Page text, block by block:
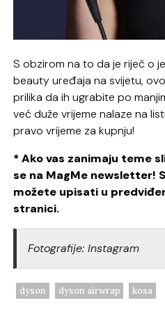
S obzirom na to da je riječ o
beauty uređaja na svijetu,
prilika da ih ugrabite po
već duže vrijeme nalaze na
pravo vrijeme za kupnju!
* Ako vas zanimaju teme
se na MagMe newsletter!
možete upisati u
stranici.
Fotografije: Instagram
dyson dyson airwrap kosa